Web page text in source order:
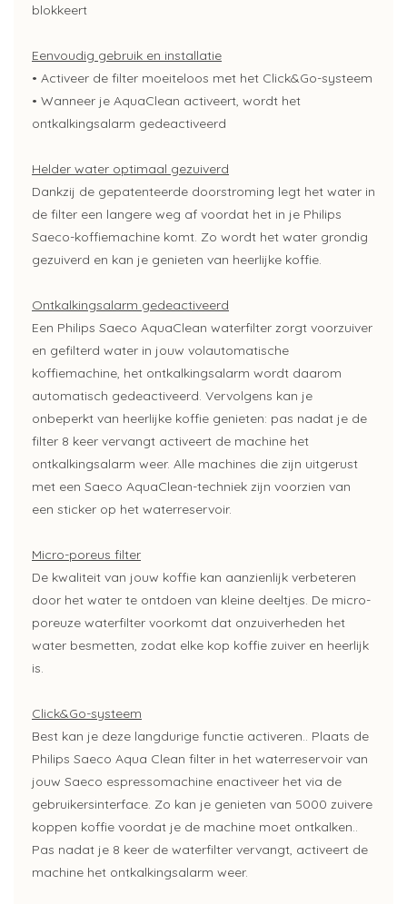
blokkeert
Eenvoudig gebruik en installatie
• Activeer de filter moeiteloos met het Click&Go-systeem
• Wanneer je AquaClean activeert, wordt het
ontkalkingsalarm gedeactiveerd
Helder water optimaal gezuiverd
Dankzij de gepatenteerde doorstroming legt het water in
de filter een langere weg af voordat het in je Philips
Saeco-koffiemachine komt. Zo wordt het water grondig
gezuiverd en kan je genieten van heerlijke koffie.
Ontkalkingsalarm gedeactiveerd
Een Philips Saeco AquaClean waterfilter zorgt voorzuiver
en gefilterd water in jouw volautomatische
koffiemachine, het ontkalkingsalarm wordt daarom
automatisch gedeactiveerd. Vervolgens kan je
onbeperkt van heerlijke koffie genieten: pas nadat je de
filter 8 keer vervangt activeert de machine het
ontkalkingsalarm weer. Alle machines die zijn uitgerust
met een Saeco AquaClean-techniek zijn voorzien van
een sticker op het waterreservoir.
Micro-poreus filter
De kwaliteit van jouw koffie kan aanzienlijk verbeteren
door het water te ontdoen van kleine deeltjes. De micro-
poreuze waterfilter voorkomt dat onzuiverheden het
water besmetten, zodat elke kop koffie zuiver en heerlijk
is.
Click&Go-systeem
Best kan je deze langdurige functie activeren.. Plaats de
Philips Saeco Aqua Clean filter in het waterreservoir van
jouw Saeco espressomachine enactiveer het via de
gebruikersinterface. Zo kan je genieten van 5000 zuivere
koppen koffie voordat je de machine moet ontkalken..
Pas nadat je 8 keer de waterfilter vervangt, activeert de
machine het ontkalkingsalarm weer.